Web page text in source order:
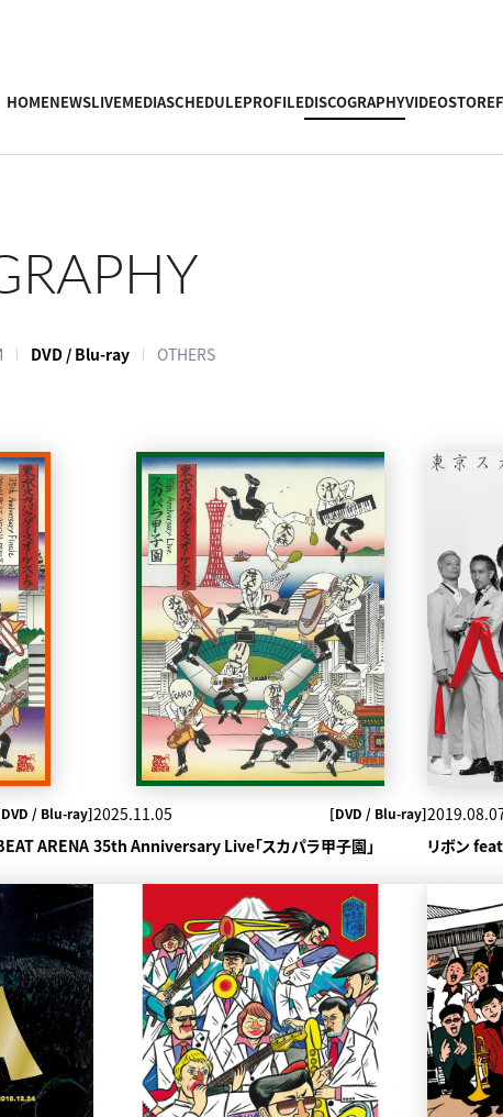
HOMENEWSLIVEMEDIASCHEDULEPROFILEDISCOGRAPHYVIDEOSTORE
DVD / Blu-ray OTHERS
/ Blu-ray]
ARENA
2025.11.05 [DVD / Blu-ray]
35th Anniversary Live「スカパラ甲子園」 リボン